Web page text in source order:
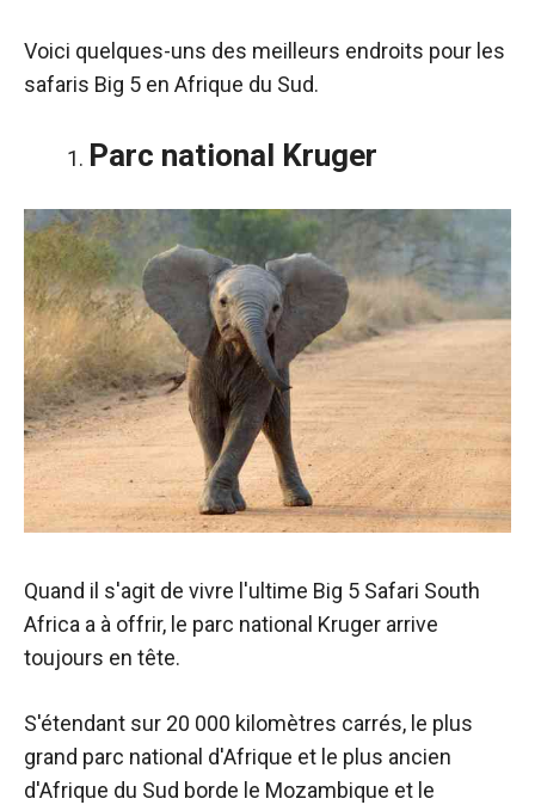
Voici quelques-uns des meilleurs endroits pour les
safaris Big 5 en Afrique du Sud.
Parc national Kruger
Quand il s'agit de vivre l'ultime Big 5 Safari South
Africa a à offrir, le parc national Kruger arrive
toujours en tête.
S'étendant sur 20 000 kilomètres carrés, le plus
grand parc national d'Afrique et le plus ancien
d'Afrique du Sud borde le Mozambique et le